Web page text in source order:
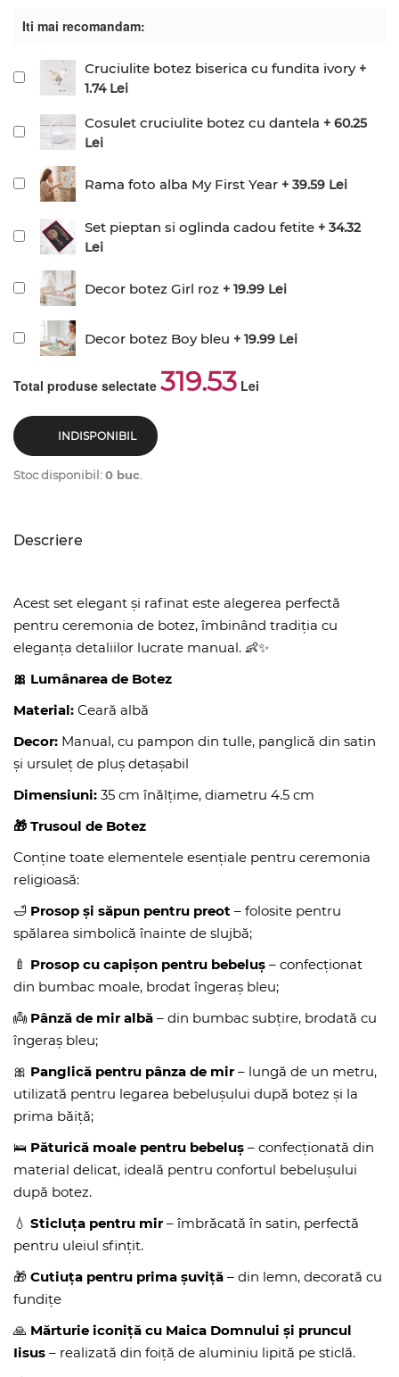
Iti mai recomandam:
Cruciulite botez biserica cu fundita ivory+
1.74 Lei
Cosulet cruciulite botez cu dantela + 60.25
Lei
Rama foto alba My First Year + 39.59 Lei
Set pieptan si oglinda cadou fetite + 34.32
Lei
Decor botez Girl roz + 19.99 Lei
Decor botez Boy bleu + 19.99 Lei
Total produse selectate 319.53 Lei
INDISPONIBIL
Stoc disponibil:0 buc.
Descriere
Acest set elegant și rafinat este alegerea perfectă
pentru ceremonia de botez, îmbinând tradiția cu
eleganța detaliilor lucrate manual. 👶✨
🎀 Lumânarea de Botez
Material: Ceară albă
Decor: Manual, cu pampon din tulle, panglică din satin
și ursuleț de pluș detașabil
Dimensiuni: 35 cm înălțime, diametru 4.5 cm
🎁 Trusoul de Botez
Conține toate elementele esențiale pentru ceremonia
religioasă:
🛁 Prosop și săpun pentru preot – folosite pentru
spălarea simbolică înainte de slujbă;
🍼 Prosop cu capișon pentru bebeluș – confecționat
din bumbac moale, brodat îngeraș bleu;
👼 Pânză de mir albă – din bumbac subțire, brodată cu
îngeraș bleu;
🎀 Panglică pentru pânza de mir – lungă de un metru,
utilizată pentru legarea bebelușului după botez și la
prima băiță;
🛌 Păturică moale pentru bebeluș – confecționată din
material delicat, ideală pentru confortul bebelușului
după botez.
💧 Sticluța pentru mir – îmbrăcată în satin, perfectă
pentru uleiul sfințit.
🎁 Cutiuța pentru prima șuviță – din lemn, decorată cu
fundițe
🙏 Mărturie iconiță cu Maica Domnului și pruncul
Iisus – realizată din foiță de aluminiu lipită pe sticlă.